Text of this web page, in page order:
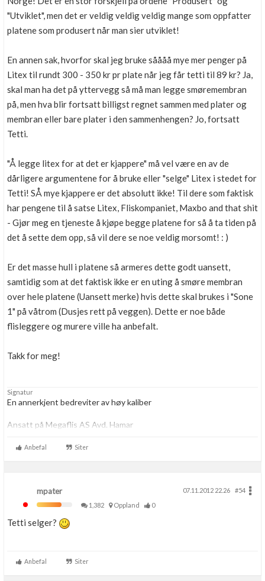
"Utviklet", men det er veldig veldig veldig mange som oppfatter
platene som produsert når man sier utviklet!
En annen sak, hvorfor skal jeg bruke såååå mye mer penger på
Litex til rundt 300 - 350 kr pr plate når jeg får tetti til 89 kr? Ja,
skal man ha det på yttervegg så må man legge smøremembran
på, men hva blir fortsatt billigst regnet sammen med plater og
membran eller bare plater i den sammenhengen? Jo, fortsatt
Tetti.
"Å legge litex for at det er kjappere" må vel være en av de
dårligere argumentene for å bruke eller "selge" Litex i stedet for
Tetti! SÅ mye kjappere er det absolutt ikke! Til dere som faktisk
har pengene til å satse Litex, Fliskompaniet, Maxbo and that shit
- Gjør meg en tjeneste å kjøpe begge platene for så å ta tiden på
det å sette dem opp, så vil dere se noe veldig morsomt! : )
Er det masse hull i platene så armeres dette godt uansett,
samtidig som at det faktisk ikke er en uting å smøre membran
over hele platene (Uansett merke) hvis dette skal brukes i "Sone
1" på våtrom (Dusjes rett på veggen). Dette er noe både
flisleggere og murere ville ha anbefalt.
Takk for meg!
Signatur
En annerkjent bedreviter av høy kaliber
Ansatt på Megaflis AS Avd. Hamar
Anbefal Siter
mpater 07.11.2012 22.26
#54
1,382
Oppland 0
Tetti selger?
Anbefal Siter